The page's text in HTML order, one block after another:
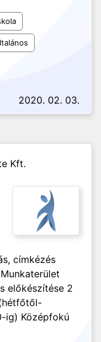
2020. 02. 03.
Kft.
címkézés
előkészítése 2
ig) Középfokú